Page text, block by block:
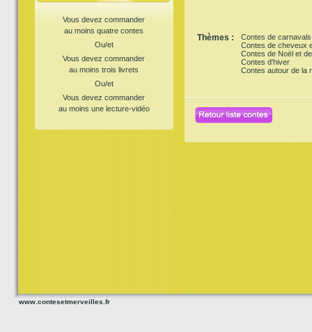
Vous devez commander
au moins quatre contes
Ou/et
Vous devez commander
au moins trois livrets
Ou/et
Vous devez commander
au moins une lecture-vidéo
Thèmes :
Contes de carnavals
Contes de cheveux
Contes de Noël et
Contes d'hiver
Contes autour de la
www.contesetmerveilles.fr